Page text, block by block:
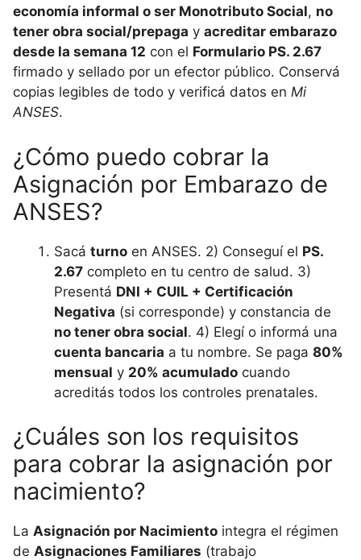
economía informal o ser Monotributo Social, no
tener obra social/prepaga y acreditar embarazo
desde la semana 12 con el Formulario PS. 2.67
firmado y sellado por un efector público. Conservá
copias legibles de todo y verificá datos en Mi
ANSES.
¿Cómo puedo cobrar la
Asignación por Embarazo de
ANSES?
Sacá turno en ANSES. 2) Conseguí el PS.
2.67 completo en tu centro de salud. 3)
Presentá DNI + CUIL + Certificación
Negativa (si corresponde) y constancia de
no tener obra social. 4) Elegí o informá una
cuenta bancaria a tu nombre. Se paga 80%
mensual y 20% acumulado cuando
acreditás todos los controles prenatales.
¿Cuáles son los requisitos
para cobrar la asignación por
nacimiento?
La Asignación por Nacimiento integra el régimen
de Asignaciones Familiares (trabajo